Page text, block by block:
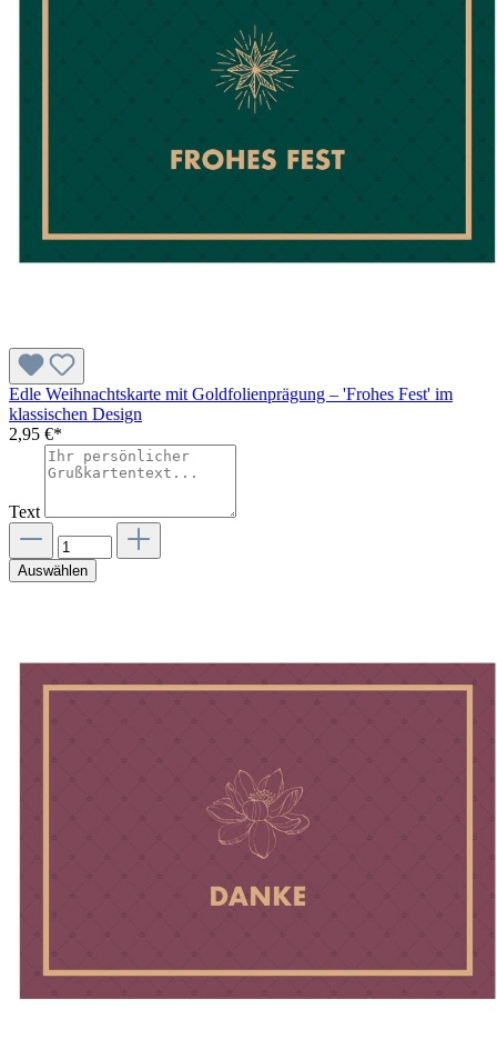
Edle Weihnachtskarte mit Goldfolienprägung – 'Frohes Fest' im
klassischen Design
2,95 €*
Text
Auswählen